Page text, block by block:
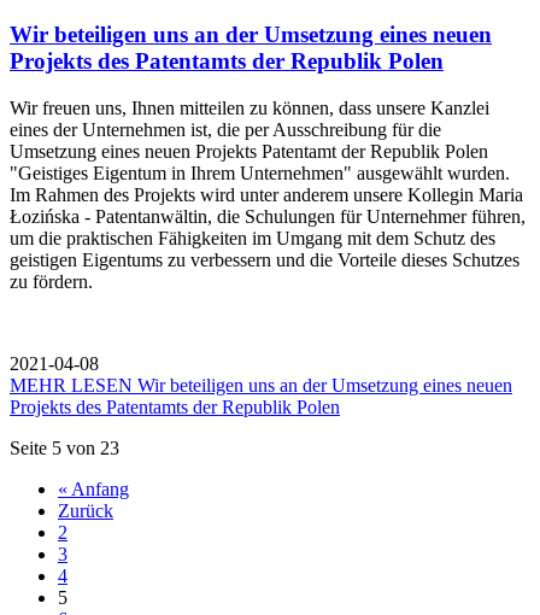
Wir beteiligen uns an der Umsetzung eines neuen
Projekts des Patentamts der Republik Polen
Wir freuen uns, Ihnen mitteilen zu können, dass unsere Kanzlei
eines der Unternehmen ist, die per Ausschreibung für die
Umsetzung eines neuen Projekts Patentamt der Republik Polen
"Geistiges Eigentum in Ihrem Unternehmen" ausgewählt wurden.
Im Rahmen des Projekts wird unter anderem unsere Kollegin Maria
Łozińska - Patentanwältin, die Schulungen für Unternehmer führen,
um die praktischen Fähigkeiten im Umgang mit dem Schutz des
geistigen Eigentums zu verbessern und die Vorteile dieses Schutzes
zu fördern.
2021-04-08
MEHR LESEN Wir beteiligen uns an der Umsetzung eines neuen
Projekts des Patentamts der Republik Polen
Seite 5 von 23
« Anfang
Zurück
2
3
4
5